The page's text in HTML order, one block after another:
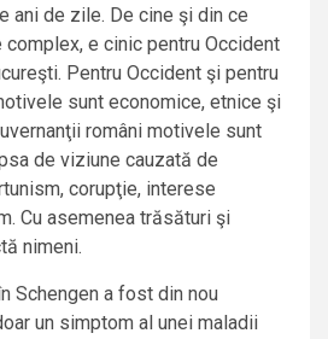
ani de zile. De cine şi din ce
e cinic pentru Occident
Pentru Occident şi pentru
sunt economice, etnice şi
români motivele sunt
de viziune cauzată de
corupţie, interese
Cu asemenea trăsături şi
nimeni.
Schengen a fost din nou
un simptom al unei maladii